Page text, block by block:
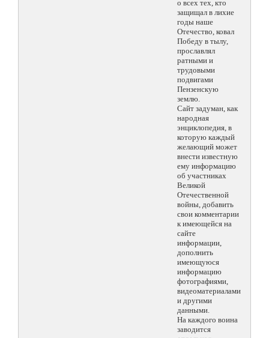
о всех тех, кто
защищал в лихие
годы наше
Отечество, ковал
Победу в тылу,
прославлял
ратными и
трудовыми
подвигами
Пензенскую
землю.
Сайт задуман, как
народная
энциклопедия, в
которую каждый
желающий может
внести известную
ему информацию
об участниках
Великой
Отечественной
войны, добавить
свои комментарии
к имеющейся на
сайте
информации,
дополнить
имеющуюся
информацию
фотографиями,
видеоматериалами
и другими
данными.
На каждого воина
заводится